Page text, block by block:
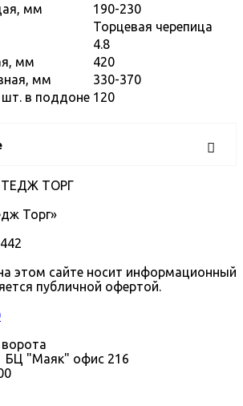
мм
190-230
Торцевая черепица
4.8
мм
420
мм
330-370
в поддоне 120
ТОРГ
Торг»
этом сайте носит информационный
публичной офертой.
БЦ "Маяк" офис 216